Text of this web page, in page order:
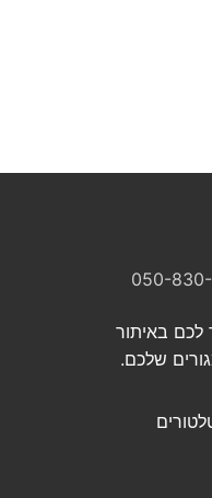
050-
לכם באיתור
שלכם.